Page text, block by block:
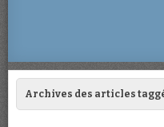
Archives des articles